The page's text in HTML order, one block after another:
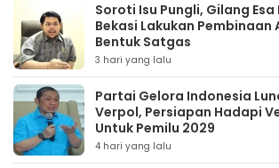
Soroti Isu Pungli, Gilang
Bekasi Lakukan Pembinaan
Bentuk Satgas
3 hari yang lalu
Partai Gelora Indonesia
Verpol, Persiapan Hadapi
Untuk Pemilu 2029
4 hari yang lalu